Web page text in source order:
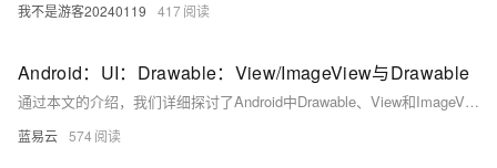
我不是游客20240119 417
Android：UI：Drawable：View/ImageView与Drawable
通过本文的介绍，我们详细探讨了Android中Drawable、View和ImageView的使用方法及其相互关系。Drawable作为图像和图形的抽象表示，提供了丰富的子类和自定义能力，使得开发者能够灵活地实现各种UI效果。View和ImageView则通过使用Drawable实现了各种图像和图形的显示需求。希望本文能为您在Android开发中使用Drawable提供有价值的参考和指导。
蓝易云 574